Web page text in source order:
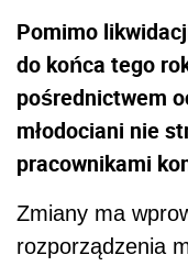
Pomimo
do końca tego
pośrednictwem
młodociani nie
pracownikami
Zmiany ma
rozporządzenia